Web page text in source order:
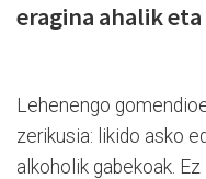
eragina ahalik
Lehenengo
zerikusia: likido asko
alkoholik gabekoak.